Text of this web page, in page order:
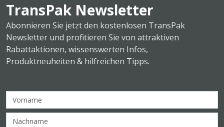
TransPak Newsletter
Abonnieren Sie jetzt den kostenlosen TransPak
Newsletter und profitieren Sie von attraktiven
Rabattaktionen, wissenswerten Infos,
Produktneuheiten & hilfreichen Tipps.